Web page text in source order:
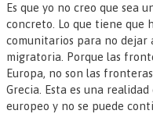
Es que yo no creo que sea
concreto. Lo que tiene que
comunitarios para no dejar
migratoria. Porque las
Europa, no son las
Grecia. Esta es una
europeo y no se puede